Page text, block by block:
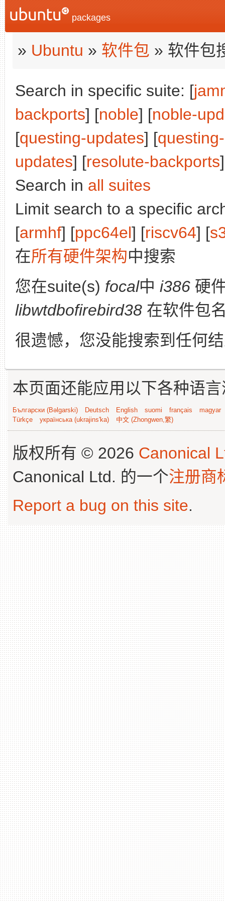
packages
» Ubuntu » 软件包 » 软件包
Search in specific suite: [
backports] [noble] [noble-
[questing-updates] [
updates] [resolute-backports
Search in all suites
Limit search to a specific
[armhf] [ppc64el] [riscv64] [
在所有硬件架构中搜索
您在suite(s) focal中 i386 硬
libwtdbofirebird38 在软件包
很遗憾，您没能搜索到任何
本页面还能应用以下各种语
Български (Bəlgarski) Deutsch English suomi français
magyar
Türkçe
українська (ukrajins'ka) 中文 (Zhongwen,繁)
版权所有 © 2026 Canonical
Canonical Ltd. 的一个注册商
Report a bug on this site.